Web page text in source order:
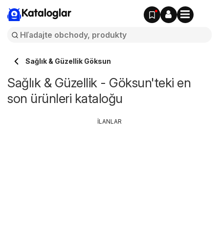
Kataloglar
Sağlık & Güzellik Göksun
Sağlık & Güzellik - Göksun'teki en
son ürünleri kataloğu
İLANLAR